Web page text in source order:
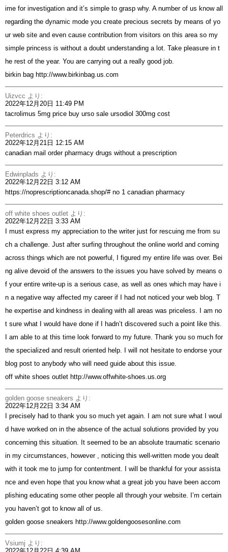
ime for investigation and it’s simple to grasp why. A number of us know all
regarding the dynamic mode you create precious secrets by means of yo
ur web site and even cause contribution from visitors on this area so my
simple princess is without a doubt understanding a lot. Take pleasure in t
he rest of the year. You are carrying out a really good job.
birkin bag http://www.birkinbag.us.com
Uizvcc より:
2022年12月20日 11:49 PM
tacrolimus 5mg price buy urso sale ursodiol 300mg cost
Peterdrics より:
2022年12月21日 12:15 AM
canadian mail order pharmacy drugs without a prescription
Edwinplads より:
2022年12月22日 3:12 AM
https://noprescriptioncanada.shop/#no 1 canadian pharmacy
off white shoes outlet より:
2022年12月22日 3:33 AM
I must express my appreciation to the writer just for rescuing me from su
ch a challenge. Just after surfing throughout the online world and coming
across things which are not powerful, I figured my entire life was over. Bei
ng alive devoid of the answers to the issues you have solved by means o
f your entire write-up is a serious case, as well as ones which may have i
n a negative way affected my career if I had not noticed your web blog. T
he expertise and kindness in dealing with all areas was priceless. I am no
t sure what I would have done if I hadn’t discovered such a point like this.
I am able to at this time look forward to my future. Thank you so much for
the specialized and result oriented help. I will not hesitate to endorse your
blog post to anybody who will need guide about this issue.
off white shoes outlet http://www.offwhite-shoes.us.org
golden goose sneakers より:
2022年12月22日 3:34 AM
I precisely had to thank you so much yet again. I am not sure what I woul
d have worked on in the absence of the actual solutions provided by you
concerning this situation. It seemed to be an absolute traumatic scenario
in my circumstances, however , noticing this well-written mode you dealt
with it took me to jump for contentment. I will be thankful for your assista
nce and even hope that you know what a great job you have been accom
plishing educating some other people all through your website. I’m certain
you haven’t got to know all of us.
golden goose sneakers http://www.goldengoosesonline.com
Vsiumj より: